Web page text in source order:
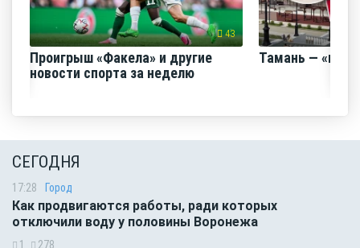
43
Проигрыш «Факела» и другие
новости спорта за неделю
Тамань —
СЕГОДНЯ
17:28 Город
Как продвигаются работы, ради которых
отключили воду у половины Воронежа
1 278